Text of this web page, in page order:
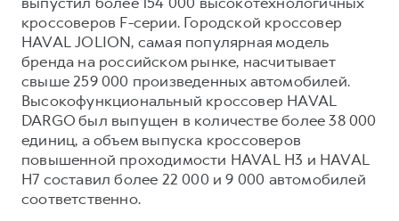
Коллекция CITY
Коллекция Базовая
Коллекция Детская
Коллекция Детская
кроссоверов F-серии. Городской кроссовер
HAVAL JOLION, самая популярная модель
бренда на российском рынке, насчитывает
свыше 259 000 произведенных автомобилей.
Высокофункциональный кроссовер HAVAL
DARGO был выпущен в количестве более 38 000
единиц, а объем выпуска кроссоверов
повышенной проходимости HAVAL H3 и HAVAL
H7 составил более 22 000 и 9 000 автомобилей
соответственно.